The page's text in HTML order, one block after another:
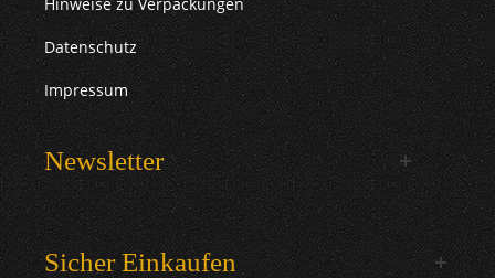
Datenschutz
Impressum
Newsletter
Sicher Einkaufen